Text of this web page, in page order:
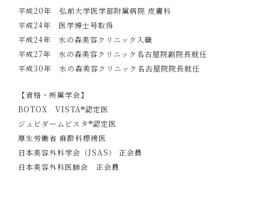
平成20年 弘前大学医学部附属病院 皮膚科
平成24年 医学博士号取得
平成24年 水の森美容クリニック入職
平成27年 水の森美容クリニック名古屋院副院長就任
平成30年 水の森美容クリニック名古屋院院長就任
【資格・所属学会】
BOTOX VISTA®認定医
ジュビダームビスタ®認定医
厚生労働省 麻酔科標榜医
日本美容外科学会（JSAS） 正会員
日本美容外科医師会 正会員